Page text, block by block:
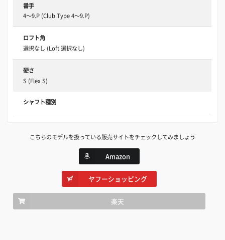
番手
4～9.P (Club Type 4～9.P)
ロフト角
選択なし (Loft 選択なし)
硬さ
S (Flex S)
シャフト種別
こちらのモデルを扱っている販売サイトをチェックしてみましょう
Amazon
ヤフーショッピング
楽天